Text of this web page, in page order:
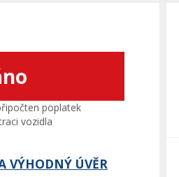
poplatek
vozidla
VÝHODNÝ ÚVĚR